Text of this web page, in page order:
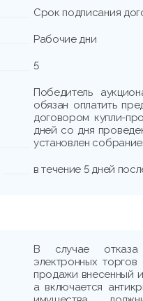
Срок подписания
Рабочие дни
5
Победитель
обязан оплатить
договором купли-
дней со дня
установлен
в течение 5 дней
В случае отказа
электронных
продажи внесенный
а включается